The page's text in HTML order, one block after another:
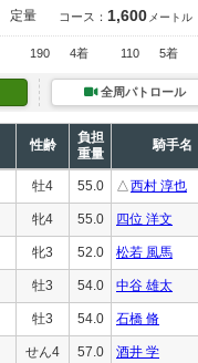
定量 コース： 1,600 メートル
190 4着 110 5着
全周パトロール
性齢
負担
重量
騎手名
牡4 55.0 △西村 淳也
牝4 55.0 四位 洋文
牝3 52.0 松若 風馬
牡3 54.0 中谷 雄太
牡3 54.0 石橋 脩
せん4 57.0 酒井 学